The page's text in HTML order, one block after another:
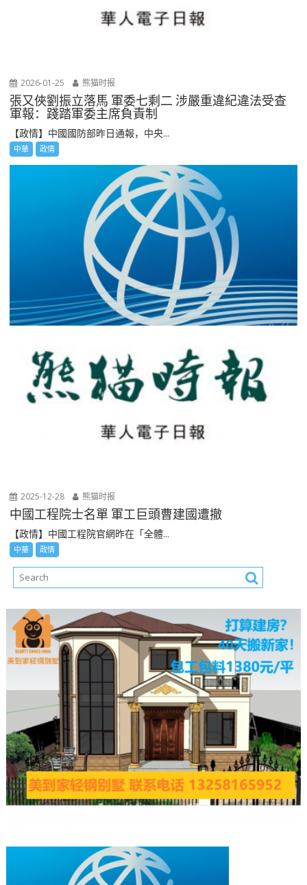
2026-01-25 熊猫时报
張又俠劉振立落馬 軍委七剩二 涉嚴重違紀違法受查
軍報：踐踏軍委主席負責制
【政情】中國國防部昨日通報，中央...
中華 政情
2025-12-28 熊猫时报
中國工程院士名單 軍工巨頭曹建國遭撤
【政情】中國工程院官網昨在「全體...
中華 政情